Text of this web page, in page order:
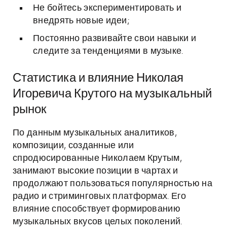
Не бойтесь экспериментировать и
внедрять новые идеи;
Постоянно развивайте свои навыки и
следите за тенденциями в музыке.
Статистика и влияние Николая
Игоревича Крутого на музыкальный
рынок
По данным музыкальных аналитиков,
композиции, созданные или
спродюсированные Николаем Крутым,
занимают высокие позиции в чартах и
продолжают пользоваться популярностью на
радио и стриминговых платформах. Его
влияние способствует формированию
музыкальных вкусов целых поколений.